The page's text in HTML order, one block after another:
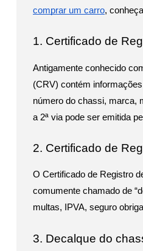
comprar um carro,
1. Certificado de
Antigamente conhecido
(CRV) contém
número do chassi, marca,
a 2ª via pode ser emitida
2. Certificado de
O Certificado de Registro
comumente chamado de
multas, IPVA, seguro
3. Decalque do